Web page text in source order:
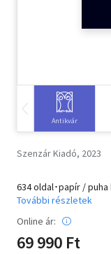
Vallás
Antikvár
Szenzár Kiadó, 2023
634 oldal･papír /
További részletek
Online ár:
69 990 Ft